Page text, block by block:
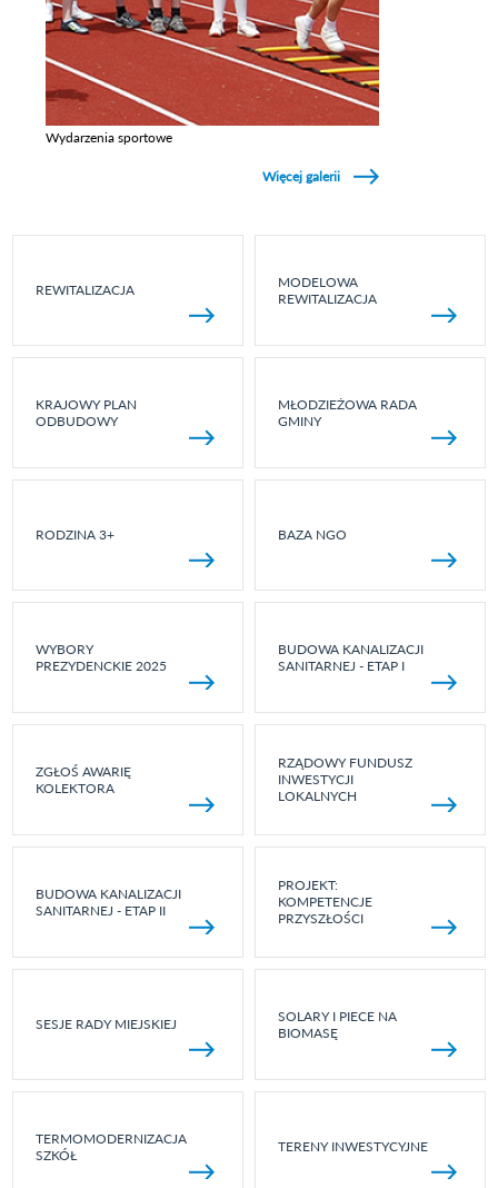
Wydarzenia sportowe
Więcej galerii
REWITALIZACJA
MODELOWA
REWITALIZACJA
KRAJOWY PLAN
ODBUDOWY
MŁODZIEŻOWA RADA
GMINY
RODZINA 3+ BAZA NGO
WYBORY
PREZYDENCKIE 2025
BUDOWA KANALIZACJI
SANITARNEJ - ETAP I
ZGŁOŚ AWARIĘ
KOLEKTORA
RZĄDOWY FUNDUSZ
INWESTYCJI
LOKALNYCH
BUDOWA KANALIZACJI
SANITARNEJ - ETAP II
PROJEKT:
KOMPETENCJE
PRZYSZŁOŚCI
SESJE RADY MIEJSKIEJ
SOLARY I PIECE NA
BIOMASĘ
TERMOMODERNIZACJA
SZKÓŁ
TERENY INWESTYCYJNE